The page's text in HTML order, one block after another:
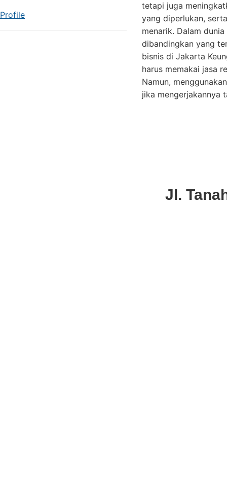
Profile
tetapi juga
yang diperlukan,
menarik. Dalam
dibandingkan yang
bisnis di Jakarta
harus memakai jasa
Namun,
jika mengerjakannya
Jl.